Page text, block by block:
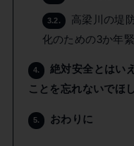
3.2.
高梁川の堤
化のための3か年
4.
絶対安全とはい
ことを忘れないでほ
5. おわりに